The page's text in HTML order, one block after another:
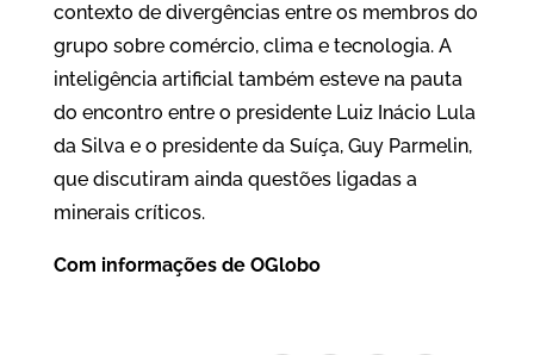
contexto de divergências entre os membros do
grupo sobre comércio, clima e tecnologia. A
inteligência artificial também esteve na pauta
do encontro entre o presidente Luiz Inácio Lula
da Silva e o presidente da Suíça, Guy Parmelin,
que discutiram ainda questões ligadas a
minerais críticos.
Com informações de OGlobo